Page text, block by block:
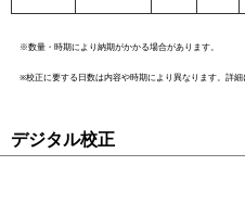
※数量・時期により納期がかかる場合があります。
※校正に要する日数は内容や時期により異なります。詳細
デジタル校正